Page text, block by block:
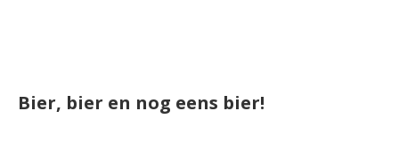
Bier, bier en nog eens bier!